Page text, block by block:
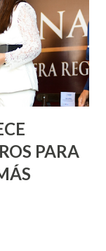
se
de la
Septiembre, en
comunidad
PARA